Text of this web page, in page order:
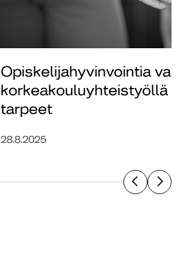
Opiskelijahyvinvointia
korkeakouluyhteistyöllä –
tarpeet
28.8.2025